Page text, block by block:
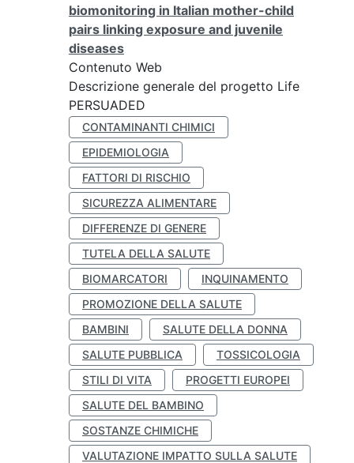
biomonitoring in Italian mother-child
pairs linking exposure and juvenile
diseases
Contenuto Web
Descrizione generale del progetto Life
PERSUADED
CONTAMINANTI CHIMICI
EPIDEMIOLOGIA
FATTORI DI RISCHIO
SICUREZZA ALIMENTARE
DIFFERENZE DI GENERE
TUTELA DELLA SALUTE
BIOMARCATORI
INQUINAMENTO
PROMOZIONE DELLA SALUTE
BAMBINI
SALUTE DELLA DONNA
SALUTE PUBBLICA
TOSSICOLOGIA
STILI DI VITA
PROGETTI EUROPEI
SALUTE DEL BAMBINO
SOSTANZE CHIMICHE
VALUTAZIONE IMPATTO SULLA SALUTE